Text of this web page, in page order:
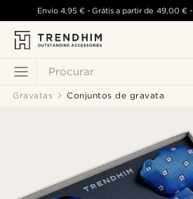
Procurar
Envio 4,95 €- Grátis a partir de 49,00 €-
Gravatas Conjuntos de gravata